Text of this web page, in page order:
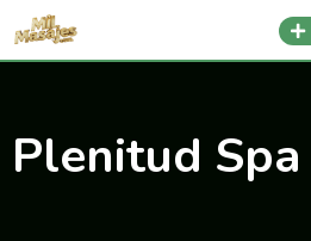
Saltar
Plenitud Spa